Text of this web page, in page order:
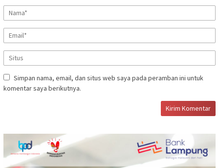
Simpan nama, email, dan situs web saya pada peramban ini untuk
komentar saya berikutnya.